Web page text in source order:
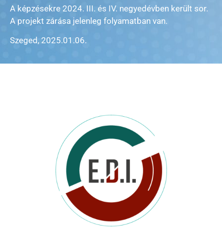
A képzésekre 2024. III. és IV. negyedévben került sor.
A projekt zárása jelenleg folyamatban van.
Szeged, 2025.01.06.